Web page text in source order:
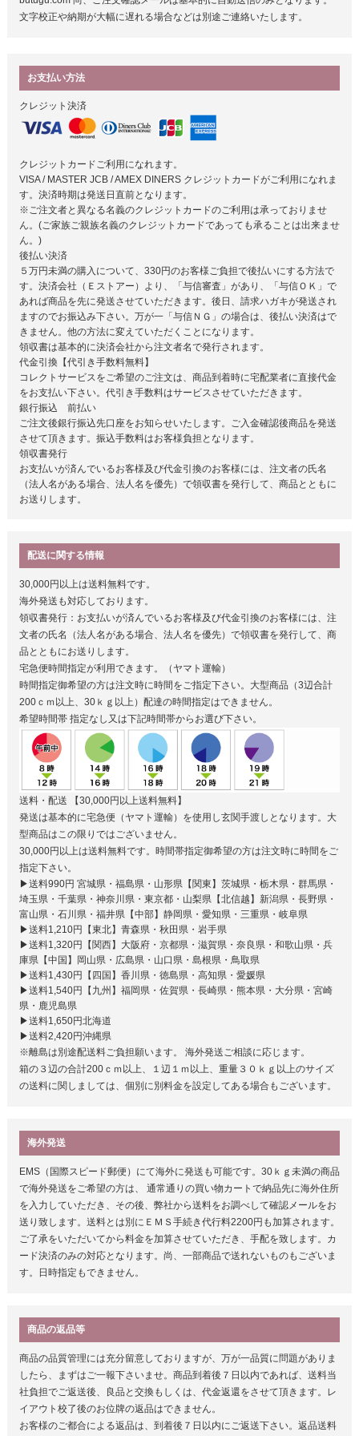
文字校正や納期が大幅に遅れる場合などは別途ご連絡いたします。
お支払い方法
クレジット決済
クレジットカードご利用になれます。
VISA / MASTER JCB / AMEX DINERS クレジットカードがご利用になれま
す。決済時期は発送日直前となります。
※ご注文者と異なる名義のクレジットカードのご利用は承っておりませ
ん。(ご家族ご親族名義のクレジットカードであっても承ることは出来ませ
ん。)
後払い決済
５万円未満の購入について、330円のお客様ご負担で後払いにする方法で
す。決済会社（Ｅストアー）より、「与信審査」があり、「与信ＯＫ」で
あれば商品を先に発送させていただきます。後日、請求ハガキが発送され
ますのでお振込み下さい。万が一「与信ＮＧ」の場合は、後払い決済はで
きません。他の方法に変えていただくことになります。
領収書は基本的に決済会社から注文者名で発行されます。
代金引換【代引き手数料無料】
コレクトサービスをご希望のご注文は、商品到着時に宅配業者に直接代金
をお支払い下さい。代引き手数料はサービスさせていただきます。
銀行振込 前払い
ご注文後銀行振込先口座をお知らせいたします。ご入金確認後商品を発送
させて頂きます。振込手数料はお客様負担となります。
領収書発行
お支払いが済んでいるお客様及び代金引換のお客様には、注文者の氏名
（法人名がある場合、法人名を優先）で領収書を発行して、商品とともに
お送りします。
配送に関する情報
30,000円以上は送料無料です。
海外発送も対応しております。
領収書発行：お支払いが済んでいるお客様及び代金引換のお客様には、注
文者の氏名（法人名がある場合、法人名を優先）で領収書を発行して、商
品とともにお送りします。
宅急便時間指定が利用できます。（ヤマト運輸）
時間指定御希望の方は注文時に時間をご指定下さい。大型商品（3辺合計
200ｃｍ以上、30ｋｇ以上）配達の時間指定はできません。
希望時間帯指定なし又は下記時間帯からお選び下さい。
送料・配送 【30,000円以上送料無料】
発送は基本的に宅急便（ヤマト運輸）を使用し玄関手渡しとなります。大
型商品はこの限りではございません。
30,000円以上は送料無料です。時間帯指定御希望の方は注文時に時間をご
指定下さい。
▶送料990円 宮城県・福島県・山形県【関東】茨城県・栃木県・群馬県・
埼玉県・千葉県・神奈川県・東京都・山梨県【北信越】新潟県・長野県・
富山県・石川県・福井県【中部】静岡県・愛知県・三重県・岐阜県
▶送料1,210円【東北】青森県・秋田県・岩手県
▶送料1,320円【関西】大阪府・京都県・滋賀県・奈良県・和歌山県・兵
庫県【中国】岡山県・広島県・山口県・島根県・鳥取県
▶送料1,430円【四国】香川県・徳島県・高知県・愛媛県
▶送料1,540円【九州】福岡県・佐賀県・長崎県・熊本県・大分県・宮崎
県・鹿児島県
▶送料1,650円北海道
▶送料2,420円沖縄県
※離島は別途配送料ご負担願います。 海外発送ご相談に応じます。
箱の３辺の合計200ｃｍ以上、１辺１ｍ以上、重量３０ｋｇ以上のサイズ
の送料に関しましては、個別に別料金を設定してある場合もございます。
海外発送
EMS（国際スピード郵便）にて海外に発送も可能です。30ｋｇ未満の商品
で海外発送をご希望の方は、 通常通りの買い物カートで納品先に海外住所
を入力していただき、その後、弊社から送料をお調べして確認メールをお
送り致します。送料とは別にＥＭＳ手続き代行料2200円も加算されます。
ご了承をいただいてから料金を加算させていただき、手配を致します。カ
ード決済のみの対応となります。尚、一部商品で送れないものもございま
す。日時指定もできません。
商品の返品等
商品の品質管理には充分留意しておりますが、万が一品質に問題がありま
したら、まずはご一報下さいませ。商品到着後７日以内であれば、送料当
社負担でご返送後、良品と交換もしくは、代金返還をさせて頂きます。レ
イアウト校了後のお位牌の返品はできません。
お客様のご都合による返品は、到着後７日以内にご返送下さい。返品送料